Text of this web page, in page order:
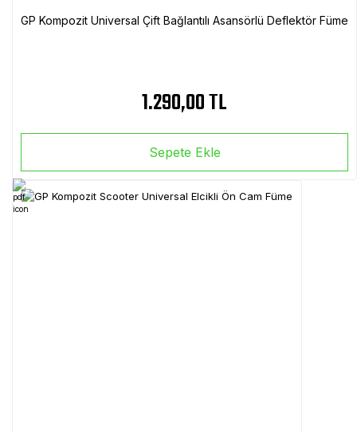
GP Kompozit Universal Çift Bağlantılı Asansörlü Deflektör Füme
1.290,00 TL
Sepete Ekle